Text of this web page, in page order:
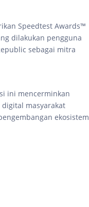
Speedtest Awards™
dilakukan pengguna
sebagai mitra
ini mencerminkan
masyarakat
ekosistem